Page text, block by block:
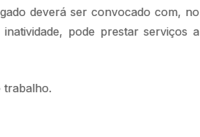
deverá ser convocado com, no
pode prestar serviços a
trabalho.